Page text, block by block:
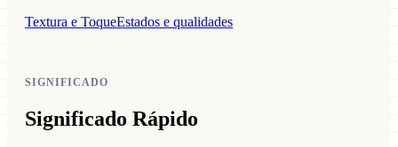
Textura e ToqueEstados e qualidades
SIGNIFICADO
Significado Rápido